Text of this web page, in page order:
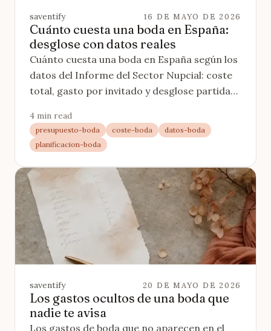
saventify 16 DE MAYO DE 2026
Cuánto cuesta una boda en España:
desglose con datos reales
Cuánto cuesta una boda en España según los
datos del Informe del Sector Nupcial: coste
total, gasto por invitado y desglose partida
4 min read
presupuesto-boda coste-boda
datos-boda
planificacion-boda
saventify 20 DE MAYO DE 2026
Los gastos ocultos de una boda que
nadie te avisa
Los gastos de boda que no aparecen en el